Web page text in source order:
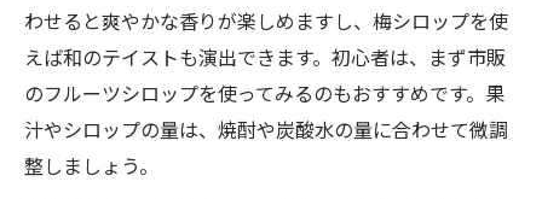
わせると爽やかな香りが楽しめますし、梅シロップを使
えば和のテイストも演出できます。初心者は、まず市販
のフルーツシロップを使ってみるのもおすすめです。果
汁やシロップの量は、焼酎や炭酸水の量に合わせて微調
整しましょう。